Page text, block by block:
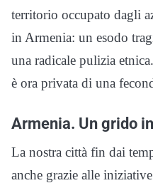
territorio occupato dagli
in Armenia: un esodo
una radicale pulizia
è ora privata di una
Armenia. Un grido
La nostra città fin dai
anche grazie alle